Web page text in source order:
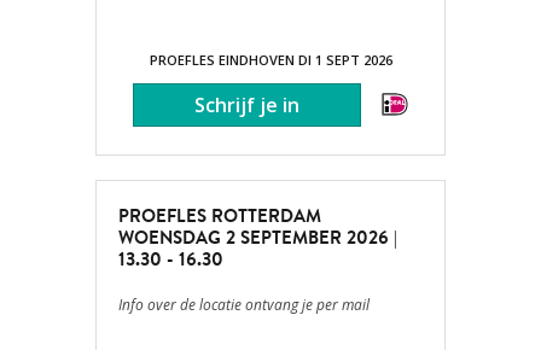
PROEFLES EINDHOVEN DI 1 SEPT 2026
PROEFLES ROTTERDAM
WOENSDAG 2 SEPTEMBER 2026 |
13.30 - 16.30
Info over de locatieontvang je per mail
GRATIS AANMELDEN